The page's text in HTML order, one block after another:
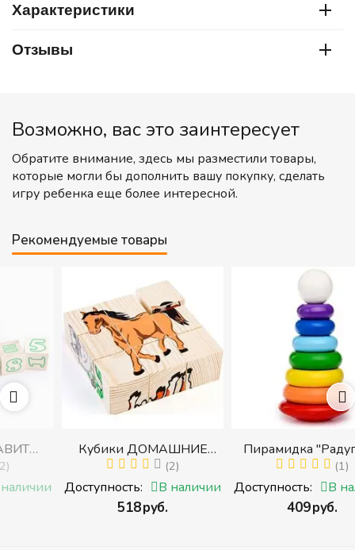
Характеристики
Отзывы
Возможно, вас это заинтересует
Обратите внимание, здесь мы разместили товары,
которые могли бы дополнить вашу покупку, сделать
игру ребенка еще более интересной.
Рекомендуемые товары
Кубики ДОМАШНИЕ
ЖИВОТНЫЕ (Томик)
(Набор кубиков
разрезных (складных))
(2)
Доступность: В наличии
руб.
Пирамидка "Радуга" (8
деталей) (Пирамидка
среднего размера)
(1)
Доступность: В наличии
руб.